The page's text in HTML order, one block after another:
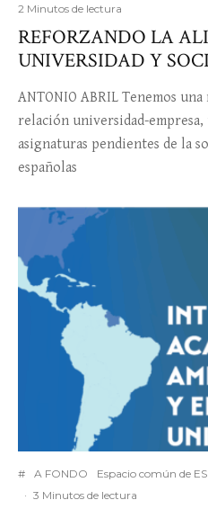
2 Minutos de lectura
REFORZANDO LA
UNIVERSIDAD Y
ANTONIO ABRIL Tenemos
relación universidad-empresa,
asignaturas pendientes de la
españolas
# A FONDO Espacio común de
· 3 Minutos de lectura